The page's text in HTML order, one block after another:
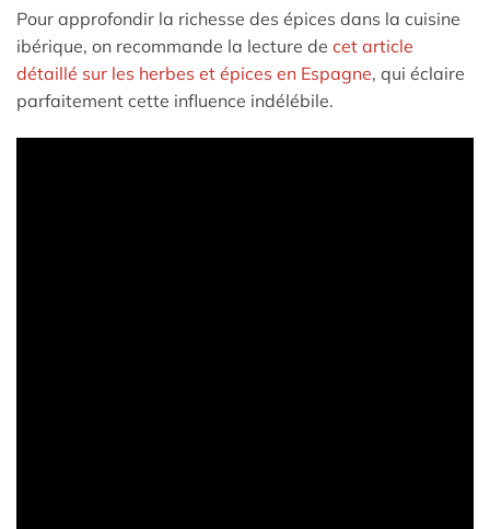
Pour approfondir la richesse des épices dans la cuisine
ibérique, on recommande la lecture de cet article
détaillé sur les herbes et épices en Espagne, qui éclaire
parfaitement cette influence indélébile.